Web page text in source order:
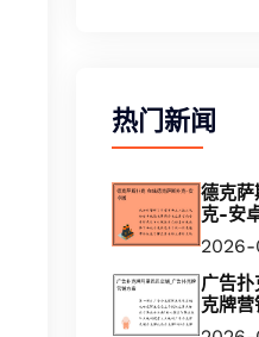
热门新闻
德克萨
克-安
2026-
广告
克牌